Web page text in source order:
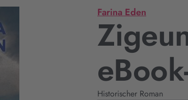
Farina Eden
Historischer Roman